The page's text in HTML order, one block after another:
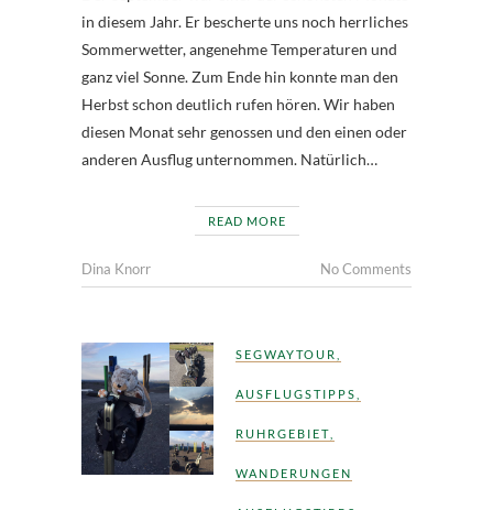
in diesem Jahr. Er bescherte uns noch herrliches
Sommerwetter, angenehme Temperaturen und
ganz viel Sonne. Zum Ende hin konnte man den
Herbst schon deutlich rufen hören. Wir haben
diesen Monat sehr genossen und den einen oder
anderen Ausflug unternommen. Natürlich…
READ MORE
Dina Knorr No Comments
SEGWAYTOUR
AUSFLUGSTIPPS
RUHRGEBIET
WANDERUNGEN